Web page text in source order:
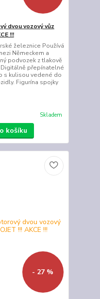
dvou vozový vůz
!!!
železnice Používá
Německem a
podvozek z tlakově
přepínatelné
s kulisou vedené do
Figurína spojky
Skladem
košíku
- 27 %